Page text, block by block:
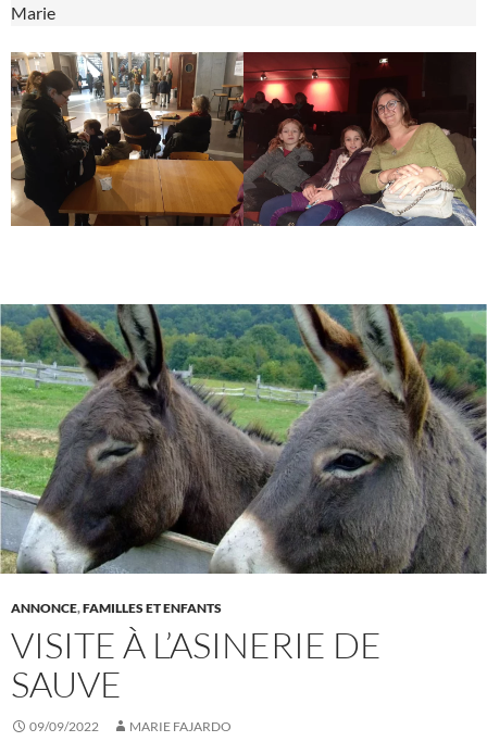
Marie
ANNONCE,FAMILLES ET ENFANTS
VISITE À L’ASINERIE DE
SAUVE
09/09/2022 MARIE FAJARDO